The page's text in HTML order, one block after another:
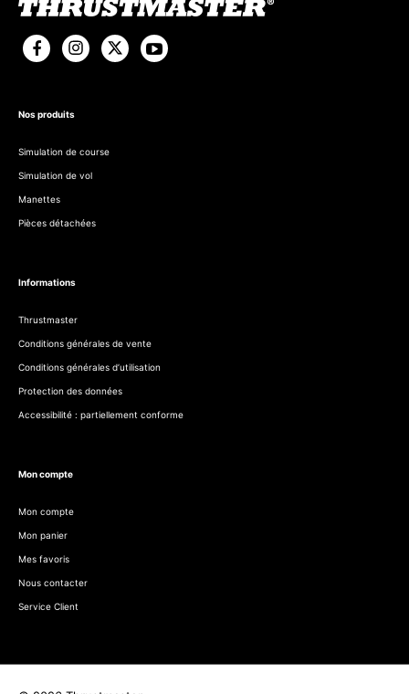
Nos produits
Simulation de course
Simulation de vol
Manettes
Pièces détachées
Informations
Thrustmaster
Conditions générales de vente
Conditions générales d’utilisation
Protection des données
Accessibilité : partiellement conforme
Mon compte
Mon compte
Mon panier
Mes favoris
Nous contacter
Service Client